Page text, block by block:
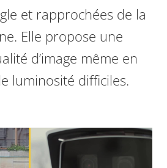
et rapprochées de la
Elle propose une
d’image même en
luminosité difficiles.